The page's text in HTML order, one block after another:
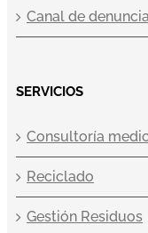
Canal de
SERVICIOS
Consultoría
Reciclado
Gestión Residuos